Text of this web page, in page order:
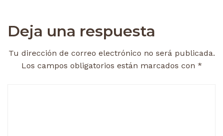
Deja una respuesta
Tu dirección de correo electrónico no será publicada.
Los campos obligatorios están marcados con *